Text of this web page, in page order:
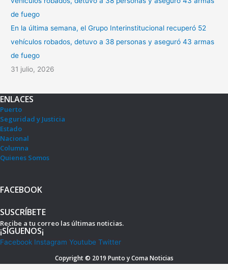
En la última semana, el Grupo Interinstitucional recuperó 52
vehículos robados, detuvo a 38 personas y aseguró 43 armas
de fuego
31 julio, 2026
ENLACES
Puerto
Seguridad y Justicia
Estado
Nacional
Columna
Quienes Somos
FACEBOOK
SUSCRÍBETE
Recibe a tu correo las últimas noticias.
¡SÍGUENOS¡
Facebook Instagram Youtube Twitter
Copyright © 2019 Punto y Coma Noticias